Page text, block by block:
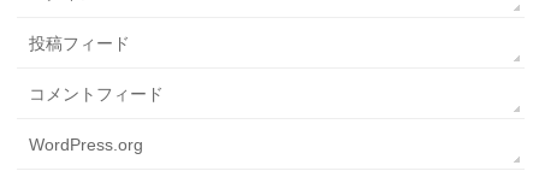
投稿フィード
コメントフィード
WordPress.org